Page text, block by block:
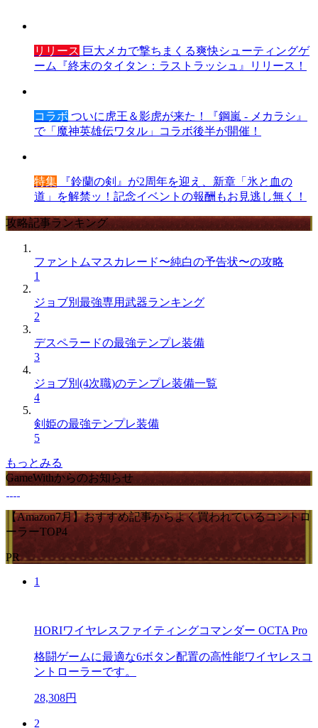
リリース 巨大メカで撃ちまくる爽快シューティングゲ
ーム『終末のタイタン：ラストラッシュ』リリース！
コラボ ついに虎王＆影虎が来た！『鋼嵐 - メカラシ』
で「魔神英雄伝ワタル」コラボ後半が開催！
特集 『鈴蘭の剣』が2周年を迎え、新章「氷と血の
道」を解禁ッ！記念イベントの報酬もお見逃し無く！
攻略記事ランキング
ファントムマスカレード〜純白の予告状〜の攻略
1
ジョブ別最強専用武器ランキング
2
デスペラードの最強テンプレ装備
3
ジョブ別(4次職)のテンプレ装備一覧
4
剣姫の最強テンプレ装備
5
もっとみる
GameWithからのお知らせ
【Amazon7月】おすすめ記事からよく買われているコントロ
ーラーTOP4
PR
1
HORIワイヤレスファイティングコマンダー OCTA Pro
格闘ゲームに最適な6ボタン配置の高性能ワイヤレスコ
ントローラーです。
28,308円
2